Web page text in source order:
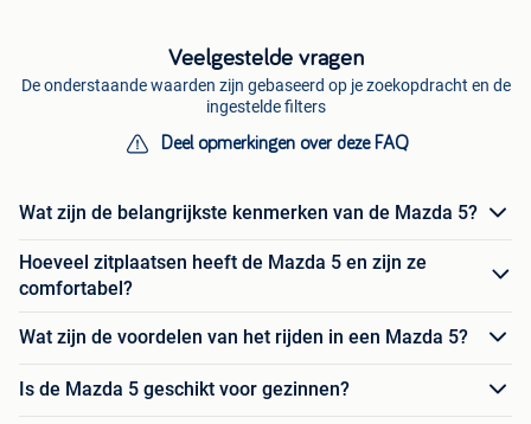
Veelgestelde vragen
De onderstaande waarden zijn gebaseerd op je zoekopdracht en de
ingestelde filters
Deel opmerkingen over deze FAQ
Wat zijn de belangrijkste kenmerken van de Mazda 5?
Hoeveel zitplaatsen heeft de Mazda 5 en zijn ze
comfortabel?
Wat zijn de voordelen van het rijden in een Mazda 5?
Is de Mazda 5 geschikt voor gezinnen?